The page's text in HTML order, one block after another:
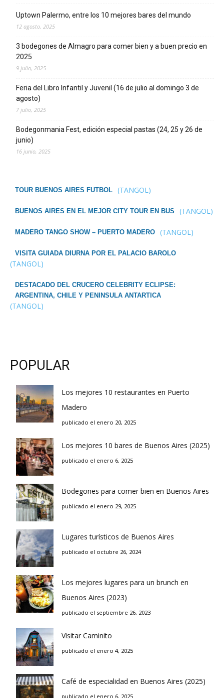
Uptown Palermo, entre los 10 mejores bares del mundo
12 agosto, 2025
3 bodegones de Almagro para comer bien y a buen precio en
2025
9 julio, 2025
Feria del Libro Infantil y Juvenil (16 de julio al domingo 3 de
agosto)
7 julio, 2025
Bodegonmania Fest, edición especial pastas (24, 25 y 26 de
junio)
16 junio, 2025
TOUR BUENOS AIRES FUTBOL (TANGOL)
BUENOS AIRES EN EL MEJOR CITY TOUR EN BUS (TANGOL)
MADERO TANGO SHOW – PUERTO MADERO (TANGOL)
VISITA GUIADA DIURNA POR EL PALACIO BAROLO
(TANGOL)
DESTACADO DEL CRUCERO CELEBRITY ECLIPSE:
ARGENTINA, CHILE Y PENINSULA ANTARTICA
(TANGOL)
POPULAR
Los mejores 10 restaurantes en Puerto
Madero
publicado el enero 20, 2025
Los mejores 10 bares de Buenos Aires (2025)
publicado el enero 6, 2025
Bodegones para comer bien en Buenos Aires
publicado el enero 29, 2025
Lugares turísticos de Buenos Aires
publicado el octubre 26, 2024
Los mejores lugares para un brunch en
Buenos Aires (2023)
publicado el septiembre 26, 2023
Visitar Caminito
publicado el enero 4, 2025
Café de especialidad en Buenos Aires (2025)
publicado el enero 6, 2025